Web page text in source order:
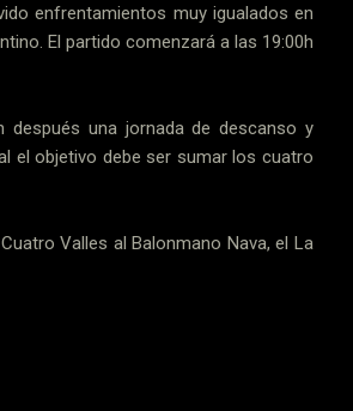
enfrentamientos muy igualados en
El partido comenzará a las 19:00h
después una jornada de descanso y
el objetivo debe ser sumar los cuatro
Valles al Balonmano Nava, el La